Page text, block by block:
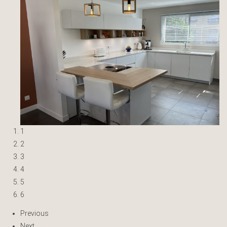
1
2
3
4
5
6
Previous